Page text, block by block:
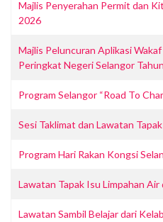
Majlis Penyerahan Permit dan
2026
Majlis Peluncuran Aplikasi
Peringkat Negeri Selangor
Program Selangor “Road To
Sesi Taklimat dan Lawatan
Program Hari Rakan Kongsi
Lawatan Tapak Isu Limpahan Air
Lawatan Sambil Belajar dari